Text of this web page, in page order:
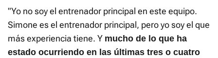
"Yo no soy el entrenador principal en este equipo.
Simone es el entrenador principal, pero yo soy el que
más experiencia tiene. Y mucho de lo que ha
estado ocurriendo en las últimas tres o cuatro